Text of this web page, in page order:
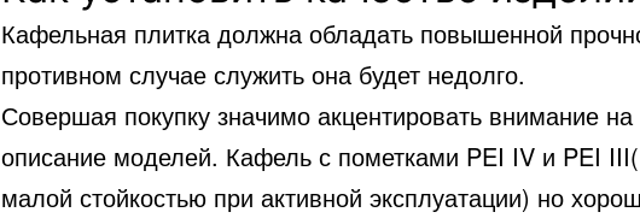
Кафельная плитка должна обладать повышенной
противном случае служить она будет недолго.
Совершая покупку значимо акцентировать внимание на
описание моделей. Кафель с пометками PEI IV и PEI
малой стойкостью при активной эксплуатации) но